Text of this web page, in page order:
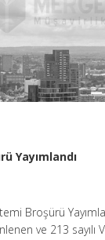
Yayımlandı
Broşürü
ve 213 sayılı